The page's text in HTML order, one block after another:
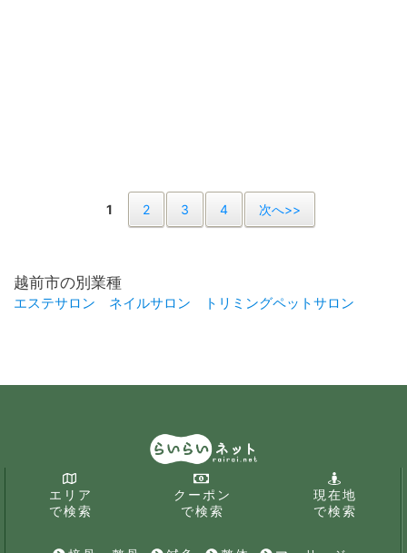
1 2 3 4 次へ>>
越前市の別業種
エステサロン ネイルサロン トリミングペットサロン
エリア
で検索
クーポン
で検索
現在地
で検索